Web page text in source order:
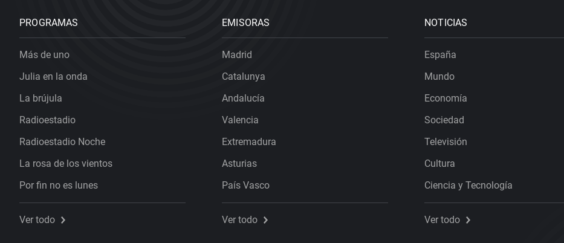
PROGRAMAS
Más de uno
Julia en la onda
La brújula
Radioestadio
Radioestadio Noche
La rosa de los vientos
Por fin no es lunes
Ver todo
EMISORAS
Madrid
Catalunya
Andalucía
Valencia
Extremadura
Asturias
País Vasco
Ver todo
NOTICIAS
España
Mundo
Economía
Sociedad
Televisión
Cultura
Ciencia y Tecnología
Ver todo